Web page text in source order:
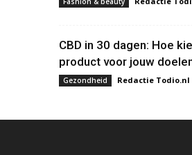
CBD in 30 dagen: Hoe
product voor jouw
Gezondheid Redactie Todio.nl